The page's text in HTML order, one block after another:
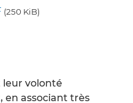
(250 KiB)
leur volonté
en associant très